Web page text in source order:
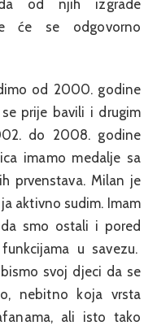
od njih izgrade
će se odgovorno
od 2000. godine
prije bavili i drugim
do 2008. godine
imamo medalje sa
prvenstava. Milan je
aktivno sudim. Imam
smo ostali i pored
u savezu.
svoj djeci da se
nebitno koja vrsta
ali isto tako